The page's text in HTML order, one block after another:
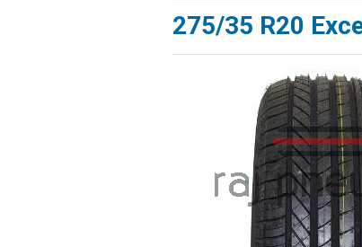
275/35 R20